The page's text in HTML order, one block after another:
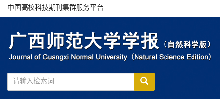
中国高校科技期刊集群服务平台